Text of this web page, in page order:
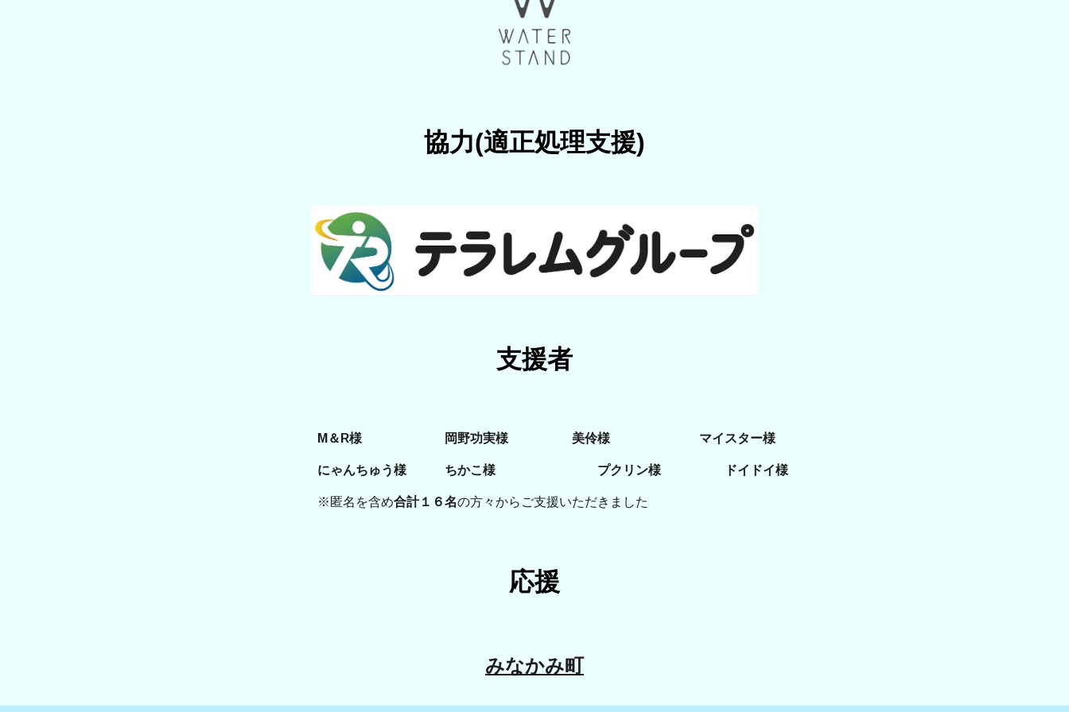
協力(適正処理支援)
支援者
M＆R様 岡野功実様 美伶様 マイスター様
にゃんちゅう様 ちかこ様 プクリン様 ドイドイ様
※匿名を含め合計１６名の方々からご支援いただきました
応援
みなかみ町